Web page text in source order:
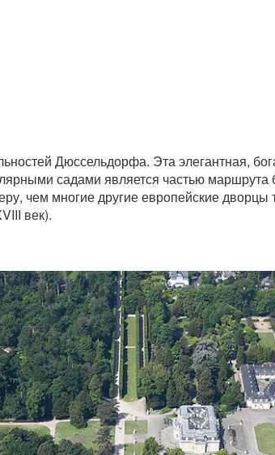
Дюссельдорфа. Эта элегантная,
садами является частью маршрута
чем многие другие европейские дворцы
век).